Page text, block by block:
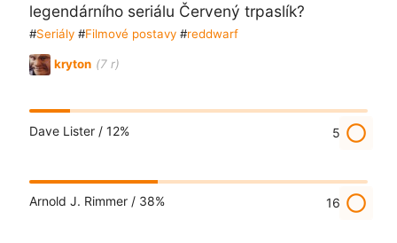
legendárního seriálu Červený trpaslík?
#Seriály#Filmové postavy#reddwarf
kryton (7 r)
Dave Lister / 12% 5 radio_button_unchecked
Arnold J. Rimmer / 38% 16 radio_button_unchecked